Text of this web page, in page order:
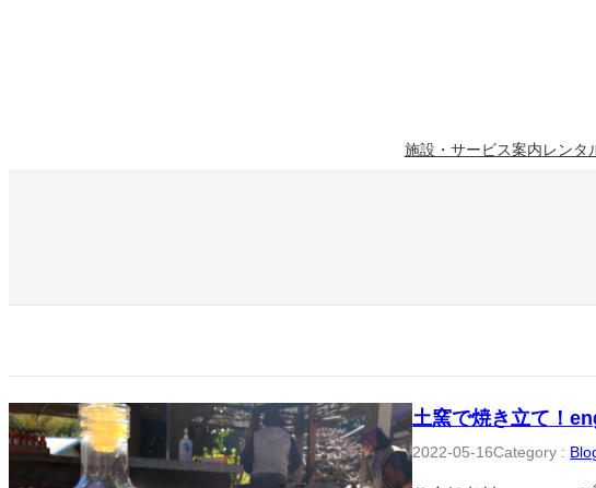
施設・サービス案内レンタ
土窯で焼き立て！
2022-05-16Category :